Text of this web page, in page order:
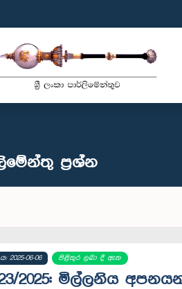
ප්‍රශ්න
2025-06-06 පිළිතුර ලබා දී ඇත
2025: මිල්ලනිය